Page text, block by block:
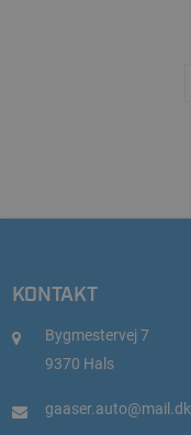
KONTAKT
Bygmestervej 7
9370 Hals
gaaser.auto@mail.dk